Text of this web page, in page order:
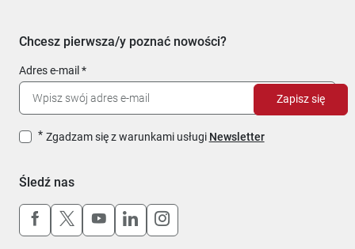
Chcesz pierwsza/y poznać nowości?
Adres e-mail
Zgadzam się z warunkami usługi Newsletter
Zapisz się
Śledź nas
Uwaga, link otworzy się w nowym oknie
Uwaga, link otworzy się w nowym oknie
Uwaga, link otworzy się w nowym
Uwaga, link otworzy się w
Uwaga, link otworzy się w